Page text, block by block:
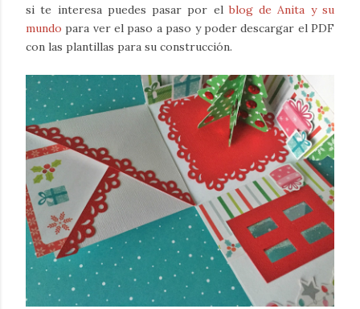
si te interesa puedes pasar por elblog de Anita y su
mundo para ver el paso a paso y poder descargar el PDF
con las plantillas para su construcción.